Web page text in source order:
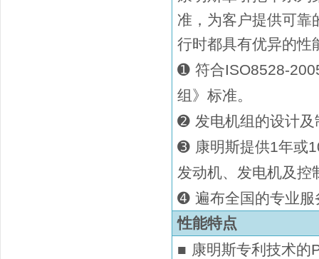
准，为客户提供可靠
行时都具有优异的性
➊ 符合ISO8528-
组》标准。
➋ 发电机组的设计
➌ 康明斯提供1年或
发动机、发电机及控
➍ 遍布全国的专业
性能特点
■ 康明斯专利技术的